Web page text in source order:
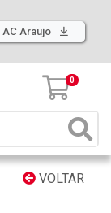
AC Araujo
0
VOLTAR